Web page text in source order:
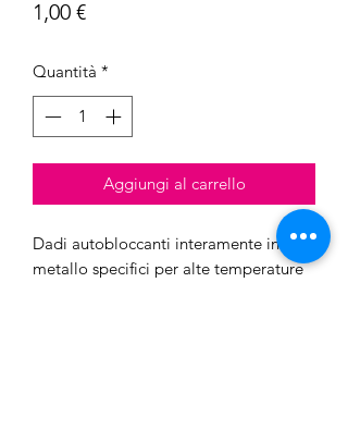
1,00 €Prezzo
Quantità *
Aggiungi al carrello
Dadi autobloccanti interamente in
metallo specifici per alte temperature